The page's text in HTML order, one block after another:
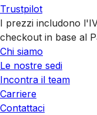
Trustpilot
I prezzi includono
checkout in base al
Chi siamo
Le nostre sedi
Incontra il team
Carriere
Contattaci